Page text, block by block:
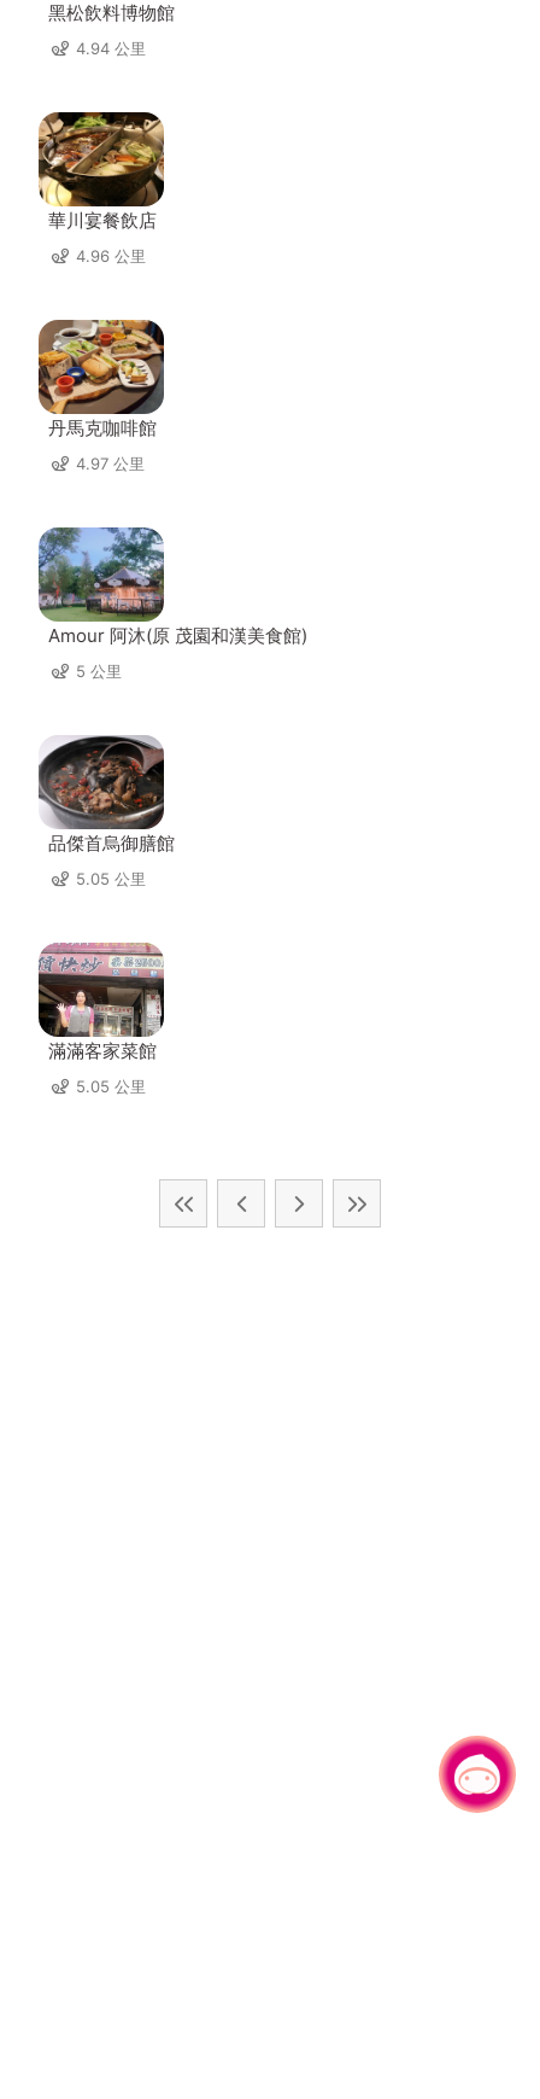
黑松飲料博物館
4.94 公里
華川宴餐飲店
4.96 公里
丹馬克咖啡館
4.97 公里
Amour 阿沐(原 茂園和漢美食館)
5 公里
品傑首烏御膳館
5.05 公里
滿滿客家菜館
5.05 公里